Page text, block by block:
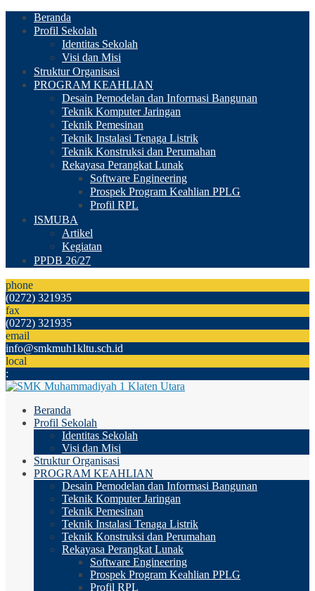
Beranda
Profil Sekolah
Identitas Sekolah
Visi dan Misi
Struktur Organisasi
PROGRAM KEAHLIAN
Desain Pemodelan dan Informasi Bangunan
Teknik Komputer Jaringan
Teknik Pemesinan
Teknik Instalasi Tenaga Listrik
Teknik Konstruksi dan Perumahan
Rekayasa Perangkat Lunak
Software Engineering
Prospek Program Keahlian PPLG
Profil RPL
ISMUBA
Artikel
Kegiatan
PPDB 26/27
phone
(0272) 321935
fax
(0272) 321935
email
info@smkmuh1kltu.sch.id
local
:
Beranda
Profil Sekolah
Identitas Sekolah
Visi dan Misi
Struktur Organisasi
PROGRAM KEAHLIAN
Desain Pemodelan dan Informasi Bangunan
Teknik Komputer Jaringan
Teknik Pemesinan
Teknik Instalasi Tenaga Listrik
Teknik Konstruksi dan Perumahan
Rekayasa Perangkat Lunak
Software Engineering
Prospek Program Keahlian PPLG
Profil RPL